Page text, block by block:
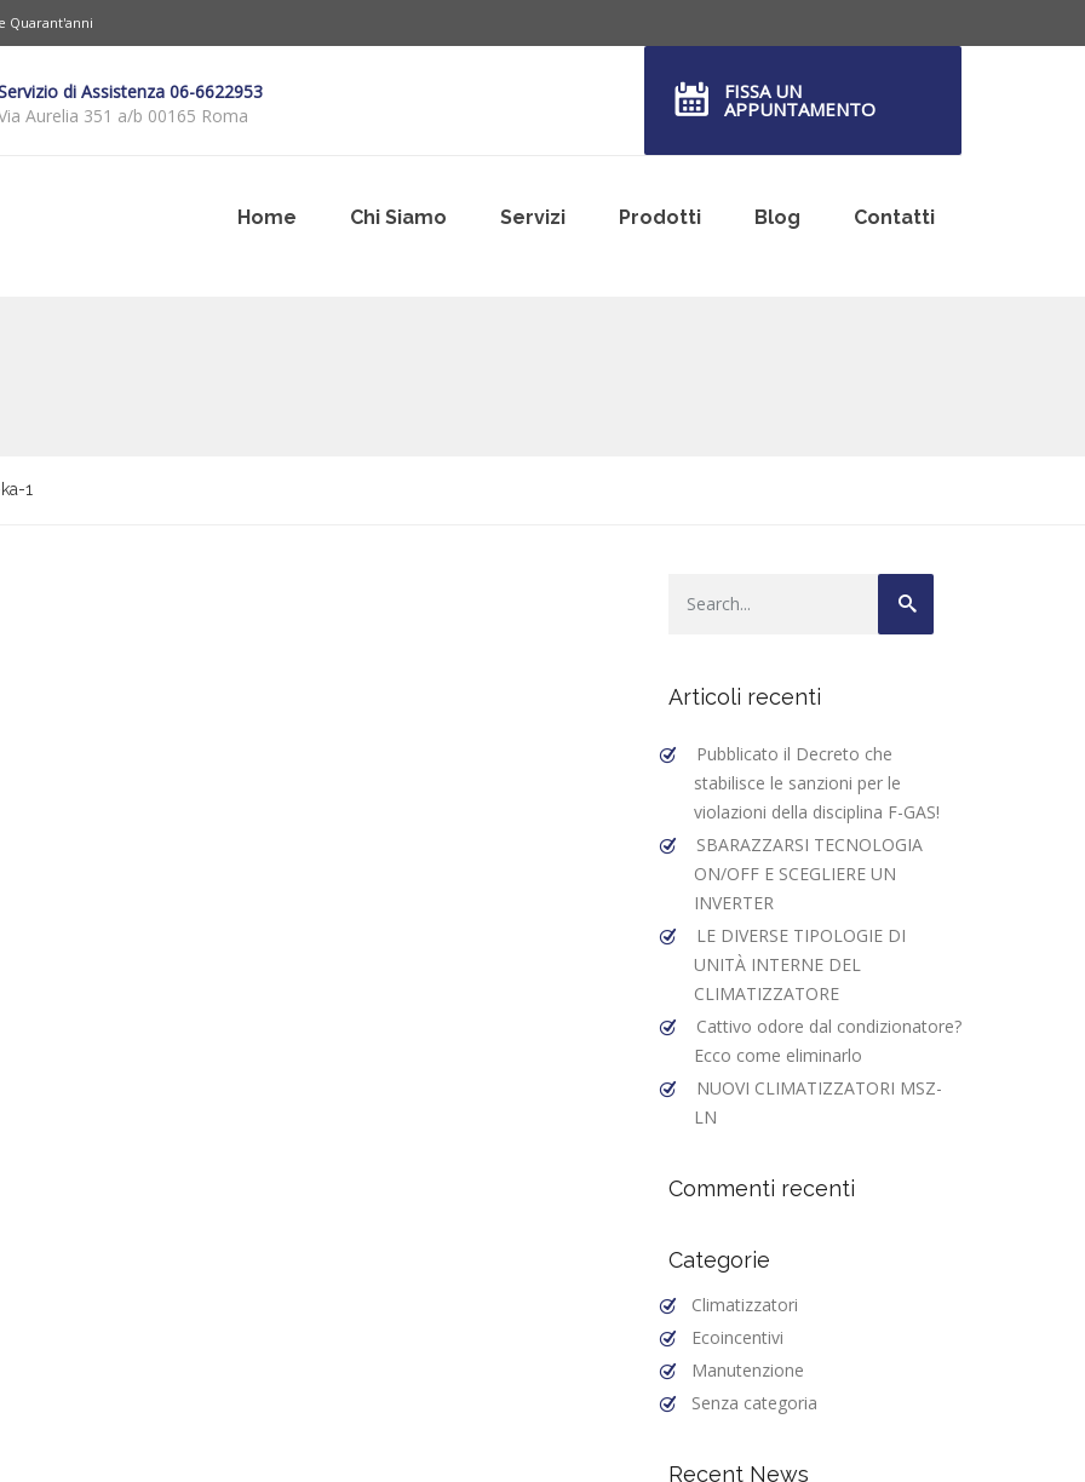
Quarant'anni
di Assistenza 06-6622953
Aurelia 351 a/b 00165 Roma
FISSA UN
APPUNTAMENTO
Home Chi Siamo Servizi Prodotti Blog Contatti
1
Articoli recenti
Pubblicato il Decreto che
stabilisce le sanzioni per le
violazioni della disciplina F-GAS!
SBARAZZARSI TECNOLOGIA
ON/OFF E SCEGLIERE UN
INVERTER
LE DIVERSE TIPOLOGIE DI
UNITÀ INTERNE DEL
CLIMATIZZATORE
Cattivo odore dal condizionatore?
Ecco come eliminarlo
NUOVI CLIMATIZZATORI MSZ-
LN
Commenti recenti
Categorie
Climatizzatori
Ecoincentivi
Manutenzione
Senza categoria
Recent News